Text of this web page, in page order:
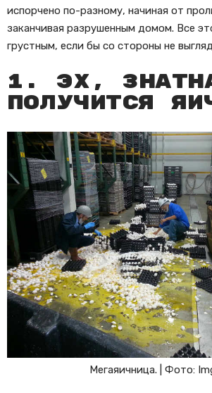
испорчено по-разному, начиная от
заканчивая разрушенным домом. Все
грустным, если бы со стороны не
1. Эх,
получится
Мегаяичница. | Фото: